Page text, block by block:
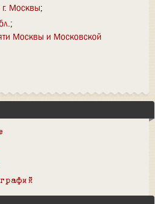
г. Москвы
Москвы и Московской